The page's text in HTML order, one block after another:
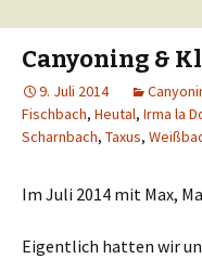
Canyoning &
9. Juli 2014
Fischbach, Heutal, Irma la
Scharnbach, Taxus,
Im Juli 2014 mit Max,
Eigentlich hatten wir